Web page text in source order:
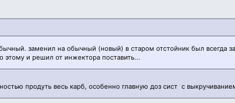
заменил на обычный (новый) в старом отстойник был всегда
этому и решил от инжектора поставить...
продуть весь карб, особенно главную доз сист с